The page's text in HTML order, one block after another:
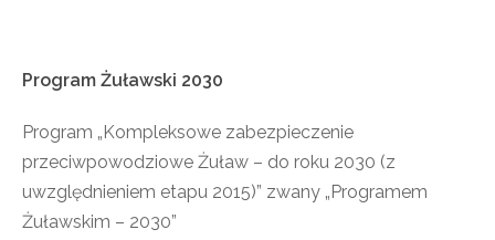
Program Żuławski 2030
Program „Kompleksowe zabezpieczenie
przeciwpowodziowe Żuław – do roku 2030 (z
uwzględnieniem etapu 2015)” zwany „Programem
Żuławskim – 2030”